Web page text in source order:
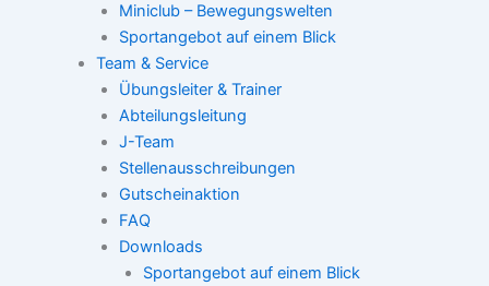
Miniclub – Bewegungswelten
Sportangebot auf einem Blick
Team & Service
Übungsleiter & Trainer
Abteilungsleitung
J-Team
Stellenausschreibungen
Gutscheinaktion
FAQ
Downloads
Sportangebot auf einem Blick